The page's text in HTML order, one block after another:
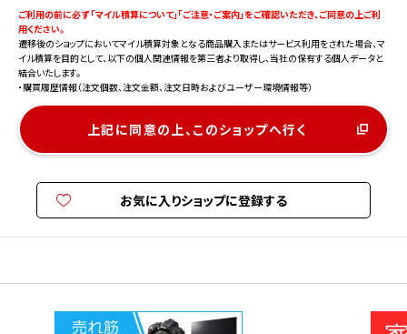
ご利用の前に必ず 「マイル積算について」「ご注意・ご案内」をご確認いただき、ご同意の上ご利
用ください。
遷移後のショップにおいてマイル積算対象となる商品購入またはサービス利用をされた場合、マ
イル積算を目的として、以下の個人関連情報を第三者より取得し、当社の保有する個人データと
結合いたします。
・購買履歴情報（注文個数、注文金額、注文日時およびユーザー環境情報等）
上記に同意の上、このショップへ行く
お気に入りショップに登録する